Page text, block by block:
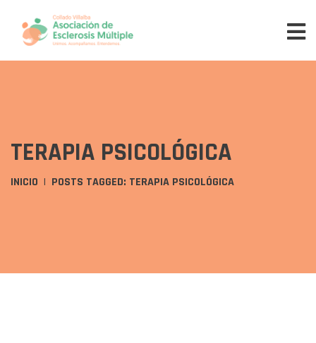
TERAPIA PSICOLÓGICA
INICIO POSTS TAGGED: TERAPIA PSICOLÓGICA